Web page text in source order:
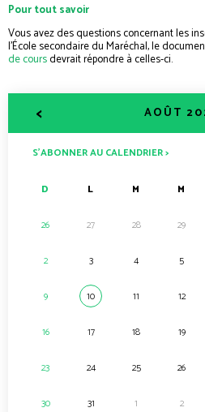
Pour tout savoir
Vous avez des questions concernant les
l’École secondaire du Maréchal, le
de coursdevrait répondre à celles-ci.
< AOÛT
S’ABONNER AU CALENDRIER >
D L M M
26 27 28 29
2 3 4 5
9 10 11 12
16 17 18 19
23 24 25 26
30 31 1 2